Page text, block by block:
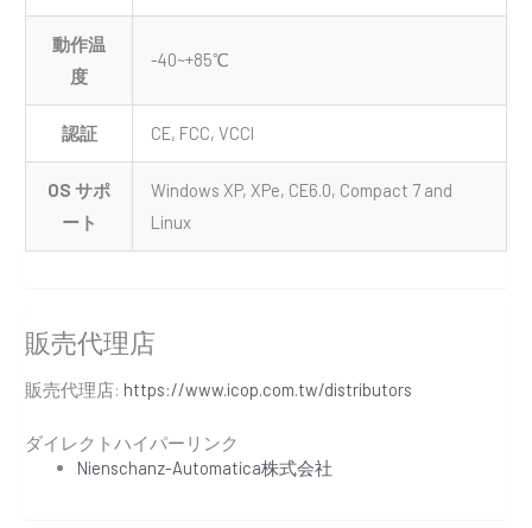
動作温
度
-40~+85℃
認証 CE, FCC, VCCI
OS サポ
ート
Windows XP, XPe, CE6.0, Compact 7 and
Linux
販売代理店
販売代理店: https://www.icop.com.tw/distributors
ダイレクトハイパーリンク
Nienschanz-Automatica株式会社